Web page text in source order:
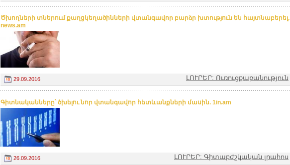
Ծխողների տներում քաղցկեղածինների վտանգավոր բարձր խտություն են հայտնաբերել.
news.am
29.09.2016 ԼՈՒՐԵՐ: Ուռուցքաբանություն
Գիտնականները՝ ծխելու նոր վտանգավոր հետևանքների մասին. 1in.am
26.09.2016 ԼՈՒՐԵՐ: Գիտաբժշկական լրահոս